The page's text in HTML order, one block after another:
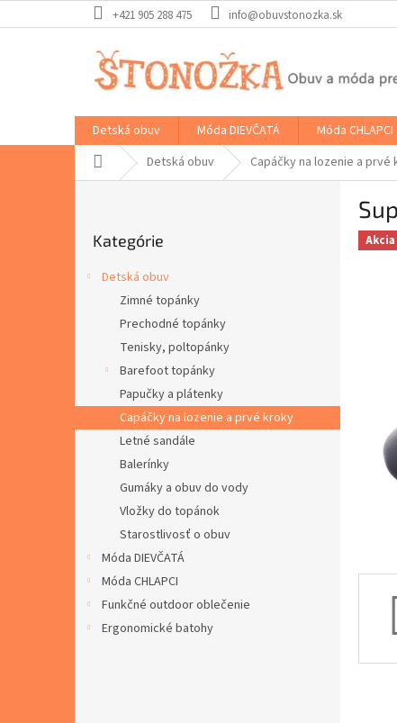
na
+421 905 288 475 info@obuvstonozka.sk
Detská obuv Móda DIEVČATÁ Móda CHLAPCI
DomovDetská obuv Capáčky na lozenie a prvé
kategórie
Kategórie
Detská obuv
Zimné topánky
Prechodné topánky
Tenisky, poltopánky
Barefoot topánky
Papučky a plátenky
Capáčky na lozenie a prvé kroky
Letné sandále
Balerínky
Gumáky a obuv do vody
Vložky do topánok
Starostlivosť o obuv
Móda DIEVČATÁ
Móda CHLAPCI
Funkčné outdoor oblečenie
Ergonomické batohy
Akcia